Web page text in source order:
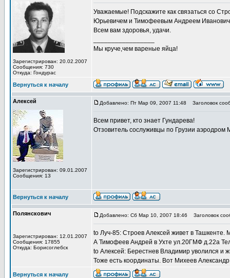
Зарегистрирован: 20.02.2007
Сообщения: 730
Откуда: Гондурас
Уважаемые! Подскажите как связаться со
Юрьевичем и Тимофеевым Андреем
Всем вам здоровья, удачи.
Мы круче,чем вареные яйца!
Вернуться к началу
Алексей
Зарегистрирован: 09.01.2007
Сообщения: 13
Добавлено: Пт Мар 09, 2007 11:48 Заголовок
Всем привет, кто знает Гундарева!
Отзовитель сослуживцы по Грузии
Вернуться к началу
Полянскович
Зарегистрирован: 12.01.2007
Сообщения: 17855
Откуда: Борисоглебск
Добавлено: Сб Мар 10, 2007 18:46 Заголовок
to Луч-85: Строев Алексей живет в
А Тимофеев Андрей в Ухте ул.20ГМФ д.22а
to Алексей: Берестнев Владимир уволился и
Тоже есть координаты. Вот Михеев
Вернуться к началу